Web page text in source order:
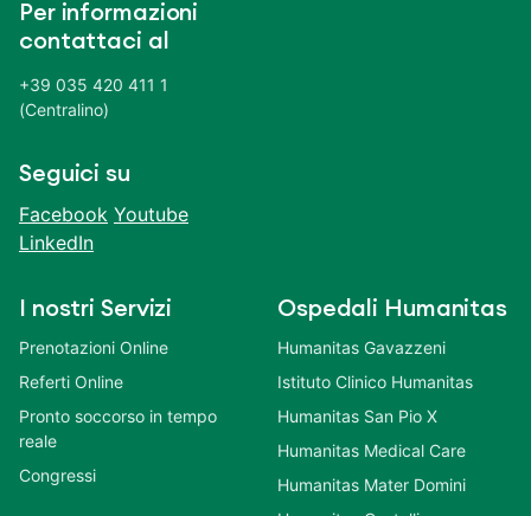
Per informazioni
contattaci al
+39 035 420 411 1
(Centralino)
Seguici su
Facebook Youtube
LinkedIn
I nostri Servizi
Prenotazioni Online
Referti Online
Pronto soccorso in tempo
reale
Congressi
Ospedali Humanitas
Humanitas Gavazzeni
Istituto Clinico Humanitas
Humanitas San Pio X
Humanitas Medical Care
Humanitas Mater Domini